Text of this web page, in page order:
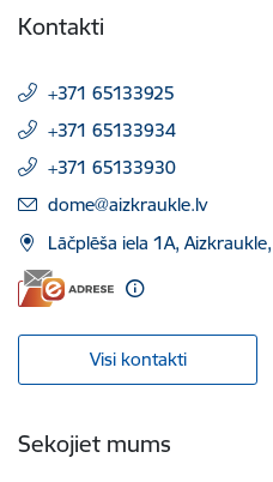
Kontakti
+371 65133925
+371 65133934
+371 65133930
E-pasts:
dome@aizkraukle.lv
Lāčplēša iela 1A,
Visi kontakti
Sekojiet mums